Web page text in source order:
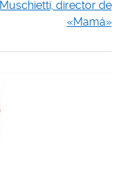
Muschietti, director de
«Mamá»